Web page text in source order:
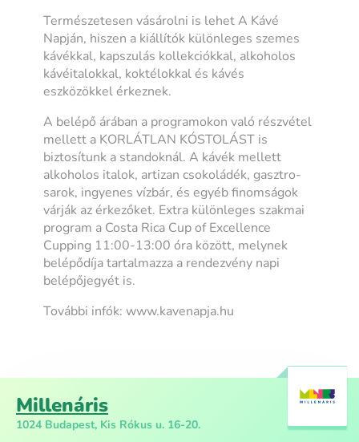
Természetesen vásárolni is lehet A Kávé
Napján, hiszen a kiállítók különleges szemes
kávékkal, kapszulás kollekciókkal, alkoholos
kávéitalokkal, koktélokkal és kávés
eszközökkel érkeznek.
A belépő árában a programokon való részvétel
mellett a KORLÁTLAN KÓSTOLÁST is
biztosítunk a standoknál. A kávék mellett
alkoholos italok, artizan csokoládék, gasztro-
sarok, ingyenes vízbár, és egyéb finomságok
várják az érkezőket. Extra különleges szakmai
program a Costa Rica Cup of Excellence
Cupping 11:00-13:00 óra között, melynek
belépődíja tartalmazza a rendezvény napi
belépőjegyét is.
További infók: www.kavenapja.hu
Millenáris
1024 Budapest, Kis Rókus u. 16-20.